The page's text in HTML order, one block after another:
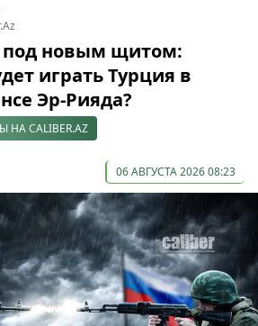
под новым щитом:
играть Турция в
Эр-Рияда?
CALIBER.AZ
06 АВГУСТА 2026 08:23